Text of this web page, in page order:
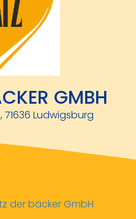
GMBH
71636 Ludwigsburg
der bäcker GmbH